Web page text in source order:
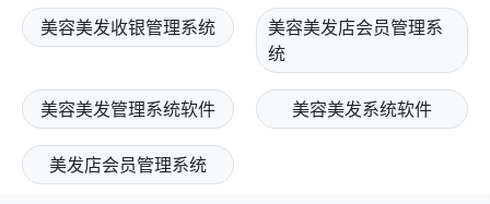
美容美发收银管理系统
美容美发店会员管理系
统
美容美发管理系统软件 美容美发系统软件
美发店会员管理系统